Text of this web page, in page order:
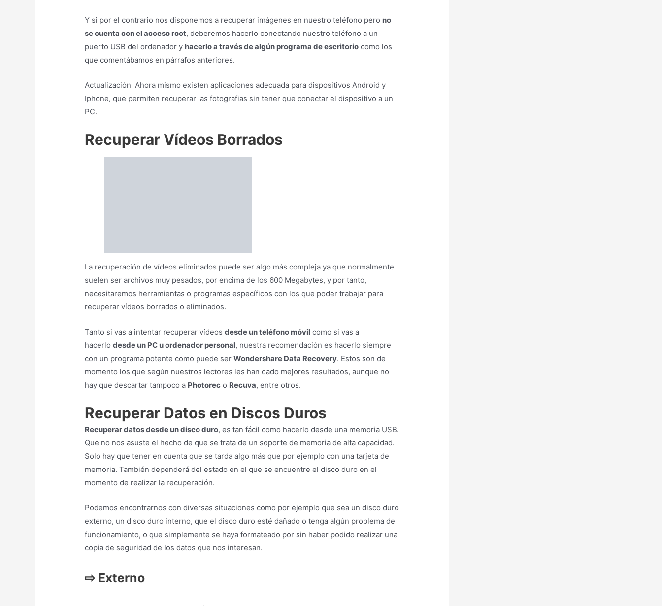
Tanto si vas a intentar recuperar vídeosdesde un teléfono móvilcomo si vas a
hacerlodesde un PC u ordenador personal, nuestra recomendación es hacerlo siempre
con un programa potente como puede serWondershare Data Recovery
Photorec , entre otros.
Recuperar Datos en Discos Duros
Recuperar datos desde un disco duro, es tan fácil como hacerlo desde una memoria USB.
Que no nos asuste el hecho de que se trata de un soporte de memoria de alta capacidad.
copia de seguridad de los datos que nos interesan.
⇨Externo
archivos borrados, lo mejor es hacerlo directamente mediante un cable USB y guardar los
archivos recuperados en otro disco duro que no sea el recuperado.
El procedimiento seria el mismo que con un pendrive solo que teniendo en cuenta la
⇨Interno
Si el disco duro que vamos a recuperar es interno del PC, lo mejor es realizar la
recuperación a través de un recuperador como puede ser Hirens Boot, y con el cual
podremos acceder a los archivos aunque no funcione el sistema operativo.
⇨Dañado
Aquí habrá que asegurarse primero de cuál es el problema principal del disco. Algunos